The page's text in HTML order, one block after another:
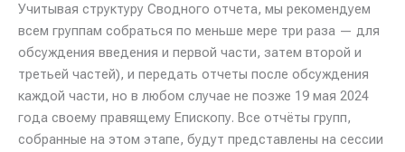
Учитывая структуру Сводного отчета, мы рекомендуем
всем группам собраться по меньше мере три раза — для
обсуждения введения и первой части, затем второй и
третьей частей), и передать отчеты после обсуждения
каждой части, но в любом случае не позже 19 мая 2024
года своему правящему Епископу. Все отчёты групп,
собранные на этом этапе, будут представлены на сессии